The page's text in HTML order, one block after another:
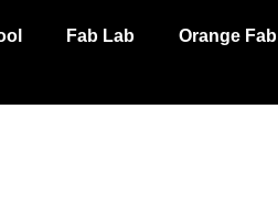
Fab Lab Orange Fab